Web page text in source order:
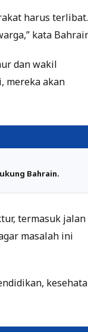
harus terlibat.
kata
dan wakil
mereka akan
Bahrain.
termasuk jalan
masalah ini